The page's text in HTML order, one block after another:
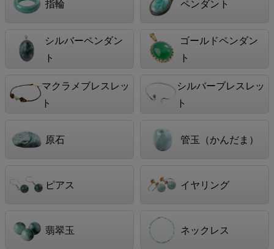
指輪 ペンダント
シルバーペンダン
ト
ゴールドペンダン
ト
マクラメブレスレッ
ト
シルバーブレスレッ
ト
原石 管玉（かんだま）
ピアス イヤリング
翡翠玉 ネックレス